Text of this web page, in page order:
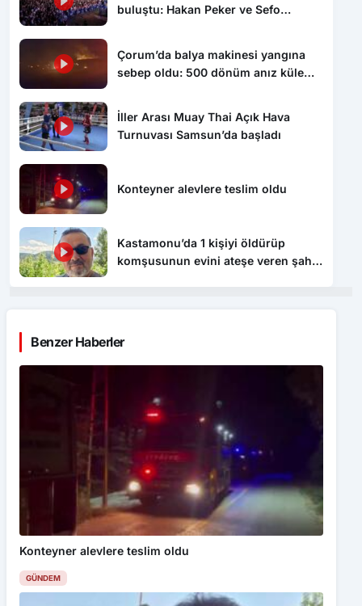
buluştu: Hakan Peker ve Sefo
Çorum’da balya makinesi yangına
sebep oldu: 500 dönüm anız küle
İller Arası Muay Thai Açık Hava
Turnuvası Samsun’da başladı
Konteyner alevlere teslim oldu
Kastamonu’da 1 kişiyi öldürüp
komşusunun evini ateşe veren şahıs
Benzer Haberler
Konteyner alevlere teslim oldu
GÜNDEM